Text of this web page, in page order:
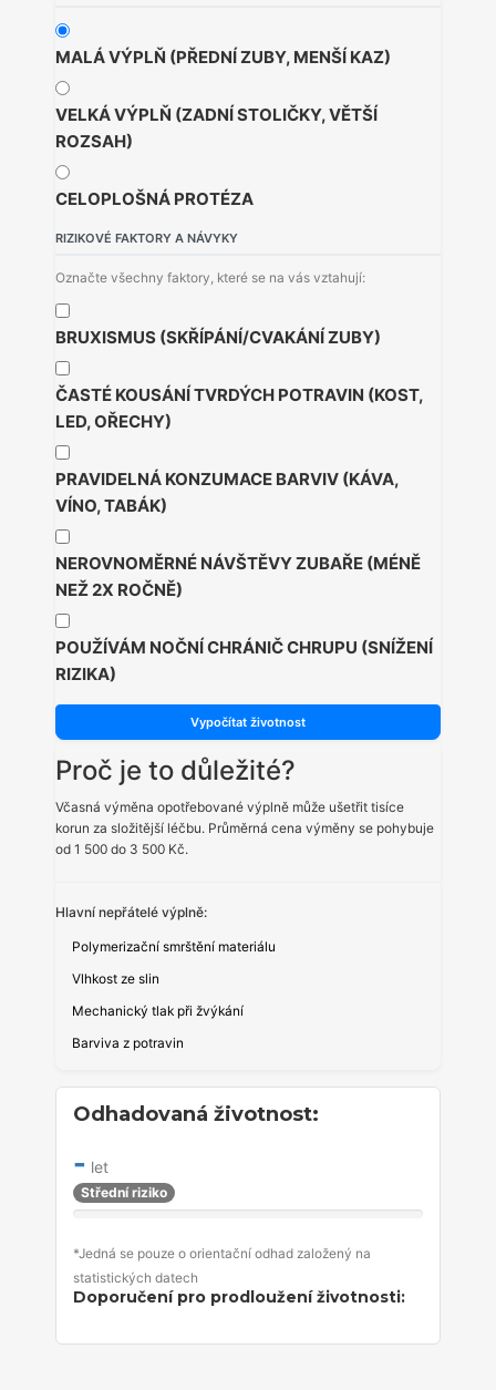
MALÁ VÝPLŇ (PŘEDNÍ ZUBY, MENŠÍ KAZ)
VELKÁ VÝPLŇ (ZADNÍ STOLIČKY, VĚTŠÍ
ROZSAH)
CELOPLOŠNÁ PROTÉZA
RIZIKOVÉ FAKTORY A NÁVYKY
Označte všechny faktory, které se na vás vztahují:
BRUXISMUS (SKŘÍPÁNÍ/CVAKÁNÍ ZUBY)
ČASTÉ KOUSÁNÍ TVRDÝCH POTRAVIN (KOST,
LED, OŘECHY)
PRAVIDELNÁ KONZUMACE BARVIV (KÁVA,
VÍNO, TABÁK)
NEROVNOMĚRNÉ NÁVŠTĚVY ZUBAŘE (MÉNĚ
NEŽ 2X ROČNĚ)
POUŽÍVÁM NOČNÍ CHRÁNIČ CHRUPU (SNÍŽENÍ
RIZIKA)
Vypočítat životnost
Proč je to důležité?
Včasná výměna opotřebované výplně může ušetřit tisíce
korun za složitější léčbu. Průměrná cena výměny se pohybuje
od 1 500 do 3 500 Kč.
Hlavní nepřátelé výplně:
Polymerizační smrštění materiálu
Vlhkost ze slin
Mechanický tlak při žvýkání
Barviva z potravin
Odhadovaná životnost:
- let
Střední riziko
*Jedná se pouze o orientační odhad založený na
statistických datech
Doporučení pro prodloužení životnosti: